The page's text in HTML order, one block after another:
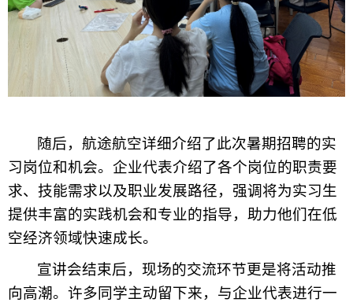
随后，航途航空详细介绍了此次暑期招聘的实
习岗位和机会。企业代表介绍了各个岗位的职责要
求、技能需求以及职业发展路径，强调将为实习生
提供丰富的实践机会和专业的指导，助力他们在低
空经济领域快速成长。
宣讲会结束后，现场的交流环节更是将活动推
向高潮。许多同学主动留下来，与企业代表进行一